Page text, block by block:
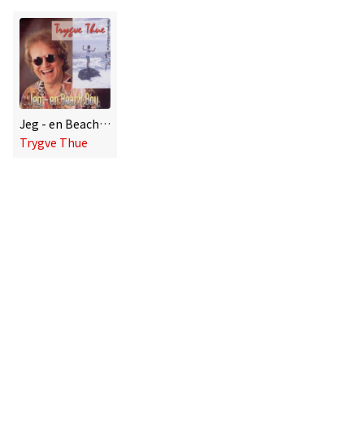
Jeg - en Beach Boy
Trygve Thue